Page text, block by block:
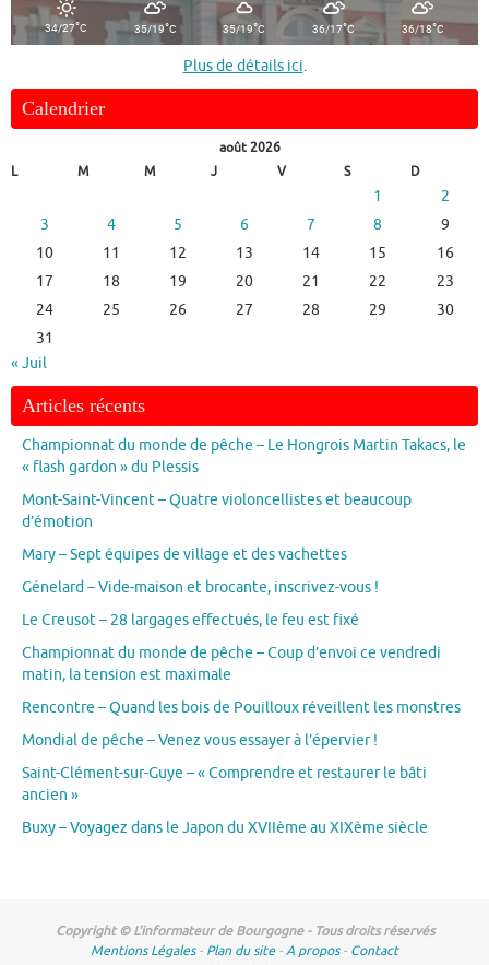
34/27°C 35/19°C 35/19°C 36/17°C 36/18°C
Plus de détails ici.
Calendrier
août 2026
L
M M J V S D
1
2
3
4 5 6 7 8
9
10
11 12 13 14 15
16
17
18 19 20 21 22
23
24
25 26 27 28 29
30
31
« Juil
Articles récents
Championnat du monde de pêche – Le Hongrois Martin Takacs, le
« flash gardon » du Plessis
Mont-Saint-Vincent – Quatre violoncellistes et beaucoup
d’émotion
Mary – Sept équipes de village et des vachettes
Génelard – Vide-maison et brocante, inscrivez-vous !
Le Creusot – 28 largages effectués, le feu est fixé
Championnat du monde de pêche – Coup d’envoi ce vendredi
matin, la tension est maximale
Rencontre – Quand les bois de Pouilloux réveillent les monstres
Mondial de pêche – Venez vous essayer à l’épervier !
Saint-Clément-sur-Guye – « Comprendre et restaurer le bâti
ancien »
Buxy – Voyagez dans le Japon du XVIIème au XIXème siècle
Copyright © L'informateur de Bourgogne - Tous droits réservés
Mentions Légales- Plan du site -A propos- Contact